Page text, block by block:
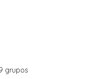
grupos